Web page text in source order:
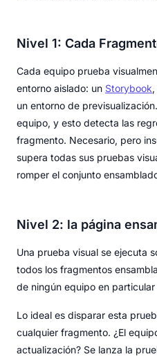
Nivel 1: Cada
Cada equipo prueba
entorno aislado: un Storybook
un entorno de
equipo, y esto detecta las
fragmento. Necesario, pero
supera todas sus pruebas
romper el conjunto
Nivel 2: la página
Una prueba visual se ejecuta
todos los fragmentos
de ningún equipo en
Lo ideal es disparar esta
cualquier fragmento. ¿El
actualización? Se lanza la